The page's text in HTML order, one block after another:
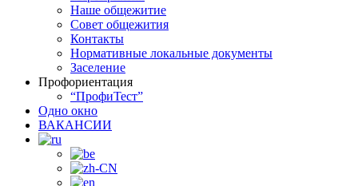
Наше общежитие
Совет общежития
Контакты
Нормативные локальные документы
Заселение
Профориентация
“ПрофиТест”
Одно окно
ВАКАНСИИ